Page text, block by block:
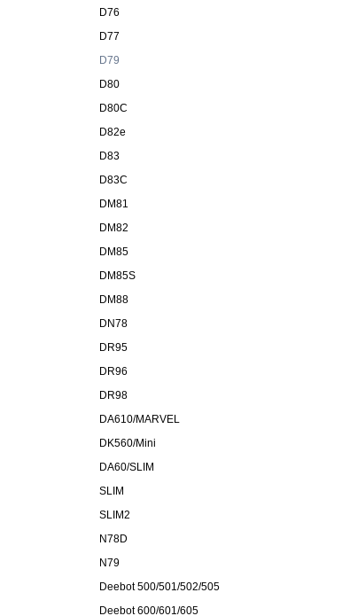
D76
D77
D79
D80
D80C
D82e
D83
D83C
DM81
DM82
DM85
DM85S
DM88
DN78
DR95
DR96
DR98
DA610/MARVEL
DK560/Mini
DA60/SLIM
SLIM
SLIM2
N78D
N79
Deebot 500/501/502/505
Deebot 600/601/605